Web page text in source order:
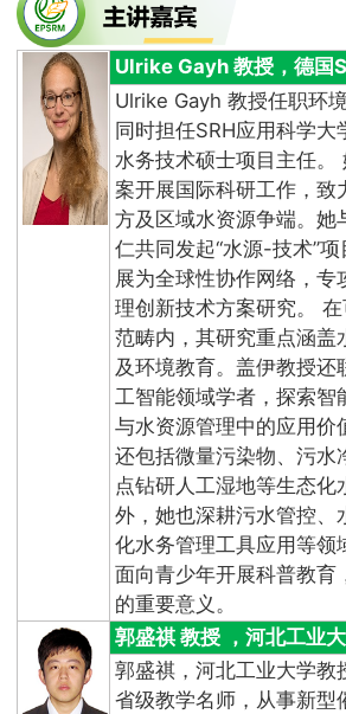
Ulrike Gayh 教授，德国
Ulrike Gayh 教授任职环
同时担任SRH应用科学大
水务技术硕士项目主任。
案开展国际科研工作，致
方及区域水资源争端。她
仁共同发起“水源-技术”
展为全球性协作网络，专
理创新技术方案研究。
范畴内，其研究重点涵盖
及环境教育。盖伊教授还
工智能领域学者，探索智
与水资源管理中的应用价
还包括微量污染物、污水
点钻研人工湿地等生态化
外，她也深耕污水管控、
化水务管理工具应用等领
面向青少年开展科普教育
的重要意义。
郭盛祺 教授 ，河北工业
郭盛祺，河北工业大学教
省级教学名师，从事新型